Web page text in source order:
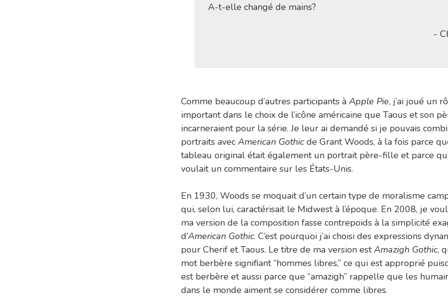
A-t-elle changé de mains?
-
Comme beaucoup d’autres participants à Apple Pie, j’ai joué un
important dans le choix de l’icône américaine que Taous et son
incarneraient pour la série. Je leur ai demandé si je pouvais
portraits avec American Gothicde Grant Woods, à la fois parce
tableau original était également un portrait père-fille et parce
voulait un commentaire sur les États-Unis.
En 1930, Woods se moquait d’un certain type de moralisme
qui, selon lui, caractérisait le Midwest à l’époque. En 2008, je
ma version de la composition fasse contrepoids à la simplicité
d’American Gothic. C’est pourquoi j’ai choisi des expressions
pour Cherif et Taous. Le titre de ma version estAmazigh Gothic,
mot berbère signifiant “hommes libres,” ce qui est approprié
est berbère et aussi parce que “amazigh” rappelle que les
dans le monde aiment se considérer comme libres.